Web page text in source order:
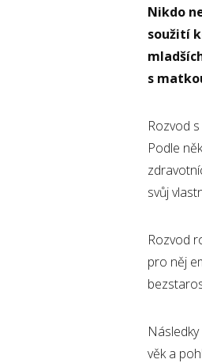
Nikdo
soužití
s
Rozvod
Podle
svůj
Rozvod
pro něj
věk a